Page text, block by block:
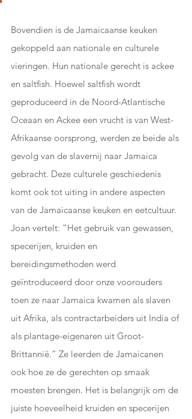
Bovendien is de Jamaicaanse keuken
gekoppeld aan nationale en culturele
vieringen. Hun nationale gerecht is ackee
en saltfish. Hoewel saltfish wordt
geproduceerd in de Noord-Atlantische
Oceaan en Ackee een vrucht is van West-
Afrikaanse oorsprong, werden ze beide als
gevolg van de slavernij naar Jamaica
gebracht. Deze culturele geschiedenis
komt ook tot uiting in andere aspecten
van de Jamaicaanse keuken en eetcultuur.
Joan vertelt: “Het gebruik van gewassen,
specerijen, kruiden en
bereidingsmethoden werd
geïntroduceerd door onze voorouders
toen ze naar Jamaica kwamen als slaven
uit Afrika, als contractarbeiders uit India of
als plantage-eigenaren uit Groot-
Brittannië.” Ze leerden de Jamaicanen
ook hoe ze de gerechten op smaak
moesten brengen. Het is belangrijk om de
juiste hoeveelheid kruiden en specerijen